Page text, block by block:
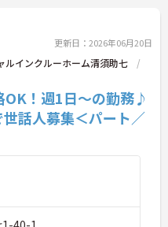
更新日：2026年06月20日
ルインクルーホーム清須助七
OK！週1日～の勤務♪
話人募集＜パート／